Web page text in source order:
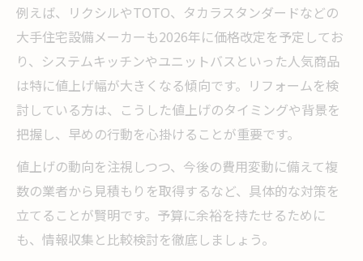
リフォーム契約前に知る費用見直しのタイ
ミング
リフォーム予算管理で後悔しない選択肢の
作り方
2026年リフォーム費用高騰への備え方とは
リフォーム費用高騰2026年に備える具体策
リフォーム値上げ2026年への早期対応が重
要
リフォーム費用上昇予測と今取るべき対策
リフォーム計画は2026年値上げ前が賢明な
例えば、リクシルやTOTO、タカラスタンダードなどの
大手住宅設備メーカーも2026年に価格改定を予定してお
り、システムキッチンやユニットバスといった人気商品
は特に値上げ幅が大きくなる傾向です。リフォームを検
討している方は、こうした値上げのタイミングや背景を
把握し、早めの行動を心掛けることが重要です。
値上げの動向を注視しつつ、今後の費用変動に備えて複
数の業者から見積もりを取得するなど、具体的な対策を
立てることが賢明です。予算に余裕を持たせるために
も、情報収集と比較検討を徹底しましょう。